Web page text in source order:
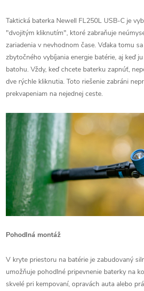
Taktická baterka Newell FL250L USB-C je
"dvojitým kliknutím", ktoré zabraňuje
zariadenia v nevhodnom čase. Vďaka tomu
zbytočného vybíjania energie batérie, aj keď
batohu. Vždy, keď chcete baterku zapnúť,
dve rýchle kliknutia. Toto riešenie zabráni
prekvapeniam na nejednej ceste.
Pohodlná montáž
V kryte priestoru na batérie je zabudovaný
umožňuje pohodlné pripevnenie baterky na
skvelé pri kempovaní, opravách auta alebo